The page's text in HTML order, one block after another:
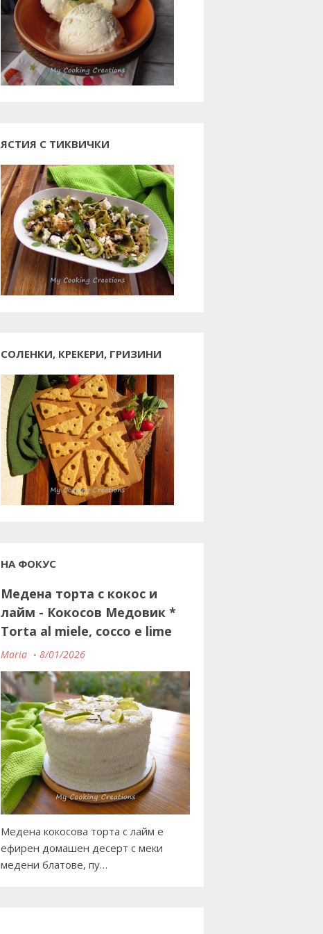
ЯСТИЯ С ТИКВИЧКИ
СОЛЕНКИ, КРЕКЕРИ, ГРИЗИНИ
НА ФОКУС
Медена торта с кокос и
лайм - Кокосов Медовик *
Torta al miele, cocco e lime
Maria 8/01/2026
Медена кокосова торта с лайм е
ефирен домашен десерт с меки
медени блатове, пу…